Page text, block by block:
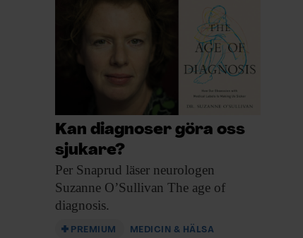
Kan diagnoser göra oss
sjukare?
Per Snaprud läser neurologen
Suzanne O’Sullivan The age of
diagnosis.
PREMIUM MEDICIN & HÄLSA